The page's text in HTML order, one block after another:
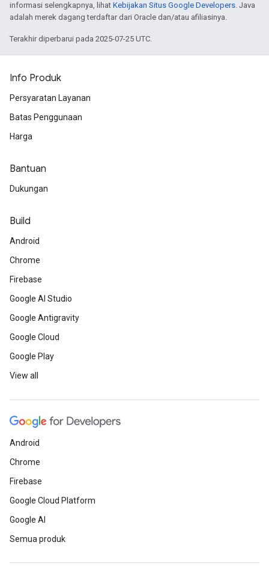
informasi selengkapnya, lihat Kebijakan Situs Google Developers. Java
adalah merek dagang terdaftar dari Oracle dan/atau afiliasinya.
Terakhir diperbarui pada 2025-07-25 UTC.
Info Produk
Persyaratan Layanan
Batas Penggunaan
Harga
Bantuan
Dukungan
Build
Android
Chrome
Firebase
Google AI Studio
Google Antigravity
Google Cloud
Google Play
View all
Android
Chrome
Firebase
Google Cloud Platform
Google AI
Semua produk